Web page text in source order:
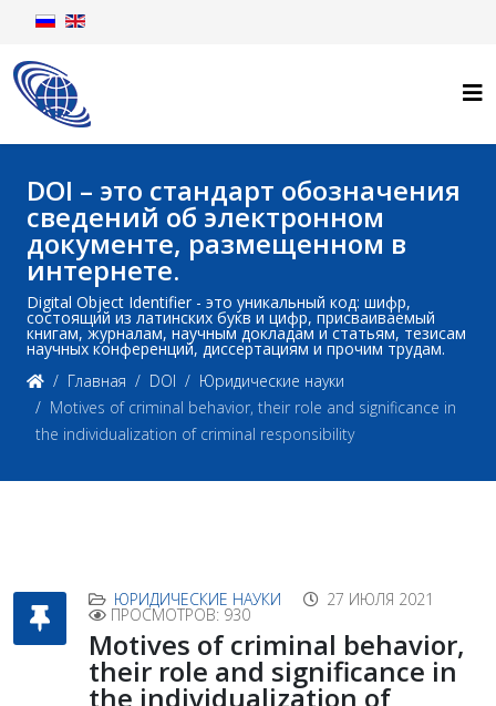
DOI – это стандарт обозначения
сведений об электронном
документе, размещенном в
интернете.
Digital Object Identifier - это уникальный код: шифр,
состоящий из латинских букв и цифр, присваиваемый
книгам, журналам, научным докладам и статьям, тезисам
научных конференций, диссертациям и прочим трудам.
Главная
DOI
Юридические науки
Motives of criminal behavior, their role and significance in
the individualization of criminal responsibility
ЮРИДИЧЕСКИЕ НАУКИ 27 ИЮЛЯ 2021
ПРОСМОТРОВ: 930
Motives of criminal behavior,
their role and significance in
the individualization of